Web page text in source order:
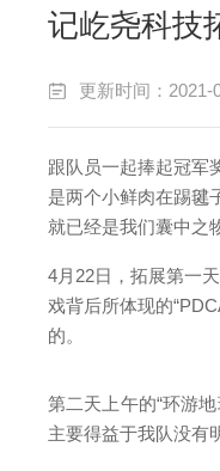
记屹尧科技
更新时间：2021-
跟队员一起捧起冠军
是两个小鲜肉在踢毽
就已经是我们囊中之
4月22日，拓展第一
戏背后所体现的
的。
第二天上午的“环游
主要得益于我队没有